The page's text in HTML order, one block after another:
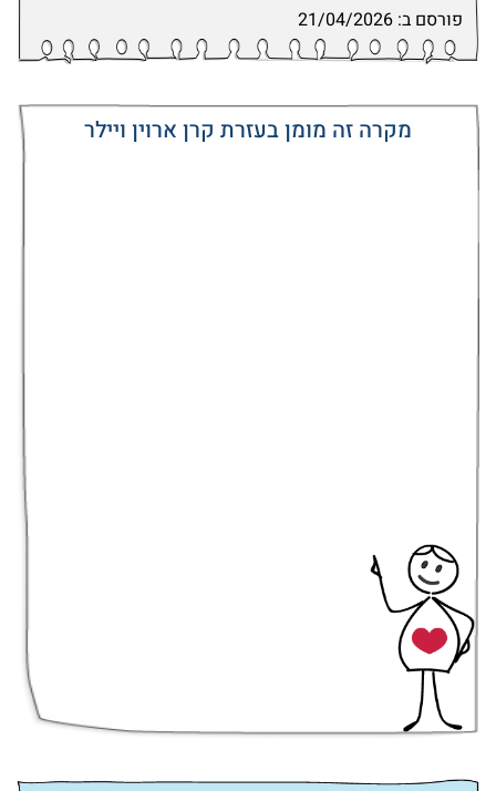
מקרה זה מומן בעזרת קרן ארוין ויילר
פורסם ב: 21/04/2026